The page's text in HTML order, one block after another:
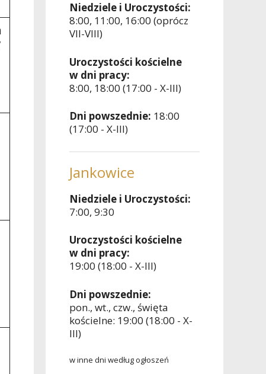
Niedziele i Uroczystości:
8:00, 11:00, 16:00 (oprócz
VII-VIII)
Uroczystości kościelne
w dni pracy:
8:00, 18:00 (17:00 - X-III)
Dni powszednie: 18:00
(17:00 - X-III)
Jankowice
Niedziele i Uroczystości:
7:00, 9:30
Uroczystości kościelne
w dni pracy:
19:00 (18:00 - X-III)
Dni powszednie:
pon., wt., czw., święta
kościelne: 19:00 (18:00 - X-
III)
w inne dni według ogłoszeń